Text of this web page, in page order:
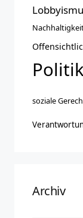
soziale
Archiv